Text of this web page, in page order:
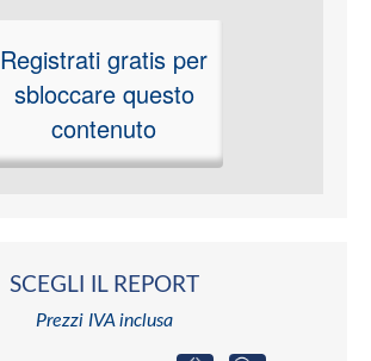
Registrati gratis per
sbloccare questo
contenuto
SCEGLI IL REPORT
Prezzi IVA inclusa